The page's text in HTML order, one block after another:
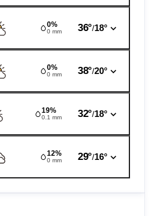
0%
0 mm 36°/18°
0%
0 mm 38°/20°
19%
0.1 mm 32°/18°
12%
0 mm 29°/16°